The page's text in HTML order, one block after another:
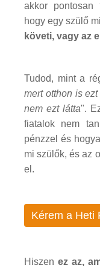
akkor pontosan
hogy egy szülő
követi, vagy az
Tudod, mint a
mert otthon is
nem ezt látta".
fiatalok nem
pénzzel és
mi szülők, és az
el.
Kérem a Heti
Hiszenez az,